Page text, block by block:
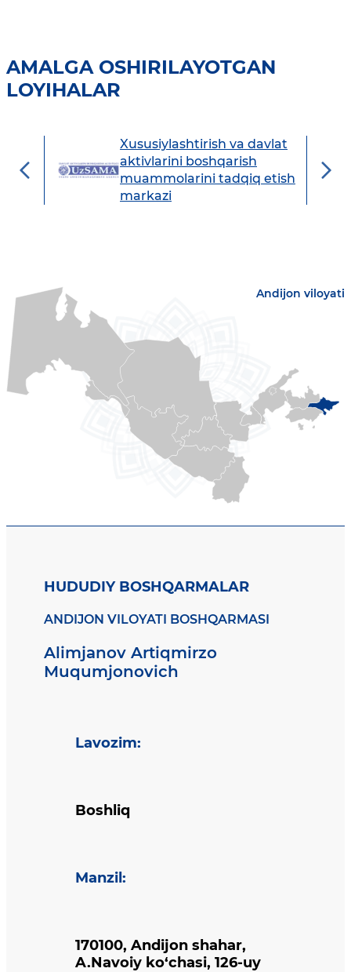
AMALGA OSHIRILAYOTGAN
LOYIHALAR
Xususiylashtirish va davlat
aktivlarini boshqarish
muammolarini tadqiq etish
markazi
Andijon viloyati
HUDUDIY BOSHQARMALAR
ANDIJON VILOYATI BOSHQARMASI
Alimjanov Artiqmirzo
Muqumjonovich
Lavozim:
Boshliq
Manzil :
170100, Andijon shahar,
A.Navoiy ko‘chasi, 126-uy